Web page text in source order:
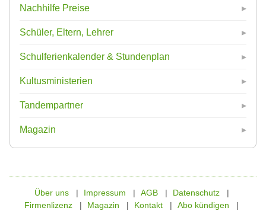
Nachhilfe Preise
Schüler, Eltern, Lehrer
Schulferienkalender & Stundenplan
Kultusministerien
Tandempartner
Magazin
Über uns Impressum AGB
Datenschutz
Firmenlizenz
Magazin Kontakt Abo kündigen